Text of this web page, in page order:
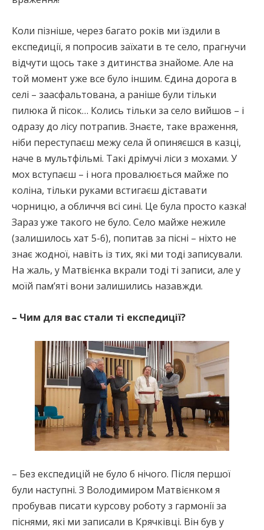
Коли пізніше, через багато років ми їздили в
експедиції, я попросив заїхати в те село, прагнучи
відчути щось таке з дитинства знайоме. Але на
той момент уже все було іншим. Єдина дорога в
селі – заасфальтована, а раніше були тільки
пилюка й пісок… Колись тільки за село вийшов – і
одразу до лісу потрапив. Знаєте, таке враження,
ніби переступаєш межу села й опиняєшся в казці,
наче в мультфільмі. Такі дрімучі ліси з мохами. У
мох вступаєш – і нога провалюється майже по
коліна, тільки руками встигаєш діставати
чорницю, а обличчя всі сині. Це була просто казка!
Зараз уже такого не було. Село майже нежиле
(залишилось хат 5-6), попитав за пісні – ніхто не
знає жодної, навіть із тих, які ми тоді записували.
На жаль, у Матвієнка вкрали тоді ті записи, але у
моїй пам’яті вони залишились назавжди.
– Чим для вас стали ті експедиції?
– Без експедицій не було б нічого. Після першої
були наступні. З Володимиром Матвієнком я
пробував писати курсову роботу з гармонії за
піснями, які ми записали в Крячківці. Він був у